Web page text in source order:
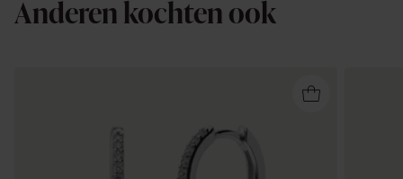
Anderen kochten ook